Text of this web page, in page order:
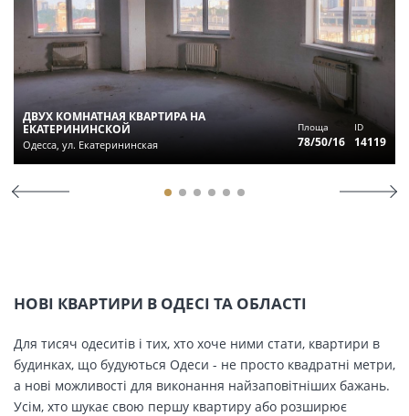
ДВУХ КОМНАТНАЯ КВАРТИРА НА
ЕКАТЕРИНИНСКОЙ
Одесса, ул. Екатерининская
Площа
78/50/16
ID
14119
НОВІ КВАРТИРИ В ОДЕСІ ТА ОБЛАСТІ
Для тисяч одеситів і тих, хто хоче ними стати, квартири в
будинках, що будуються Одеси - не просто квадратні метри,
а нові можливості для виконання найзаповітніших бажань.
Усім, хто шукає свою першу квартиру або розширює